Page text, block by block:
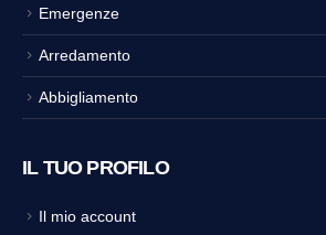
Emergenze
Arredamento
Abbigliamento
IL TUO PROFILO
Il mio account